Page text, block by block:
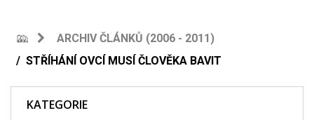
ARCHIV ČLÁNKŮ (2006 - 2011)
STŘÍHÁNÍ OVCÍ MUSÍ ČLOVĚKA BAVIT
KATEGORIE